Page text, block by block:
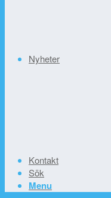
Nyheter
Kontakt
Sök
Menu